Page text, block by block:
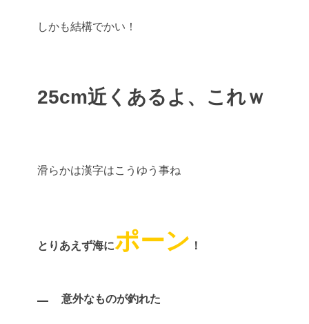
しかも結構でかい！
25cm近くあるよ、これｗ
滑らかは漢字はこうゆう事ね
とりあえず海にポーン ！
意外なものが釣れた